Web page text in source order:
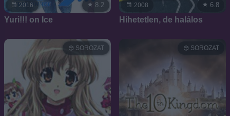
2016 8.2
Yuri!!! on Ice
2008 6.8
Hihetetlen, de halálos
SOROZAT SOROZAT